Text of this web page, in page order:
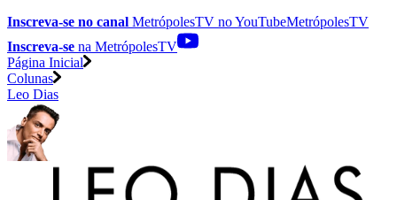
Inscreva-se no canal MetrópolesTV noYouTubeMetrópolesTV
Inscreva-se na MetrópolesTV
Página Inicial
Colunas
Leo Dias